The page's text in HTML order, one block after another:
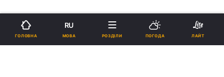
ГОЛОВНА
RU
МОВА РОЗДІЛИ ПОГОДА ЛАЙТ